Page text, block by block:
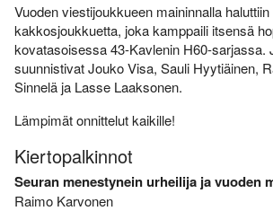
Vuoden viestijoukkueen maininnalla
kakkosjoukkuetta, joka kamppaili itsensä
kovatasoisessa 43-Kavlenin H60-sarjassa.
suunnistivat Jouko Visa, Sauli Hyytiäinen,
Sinnelä ja Lasse Laaksonen.
Lämpimät onnittelut kaikille!
Kiertopalkinnot
Seuran menestynein urheilija ja vuoden
Raimo Karvonen